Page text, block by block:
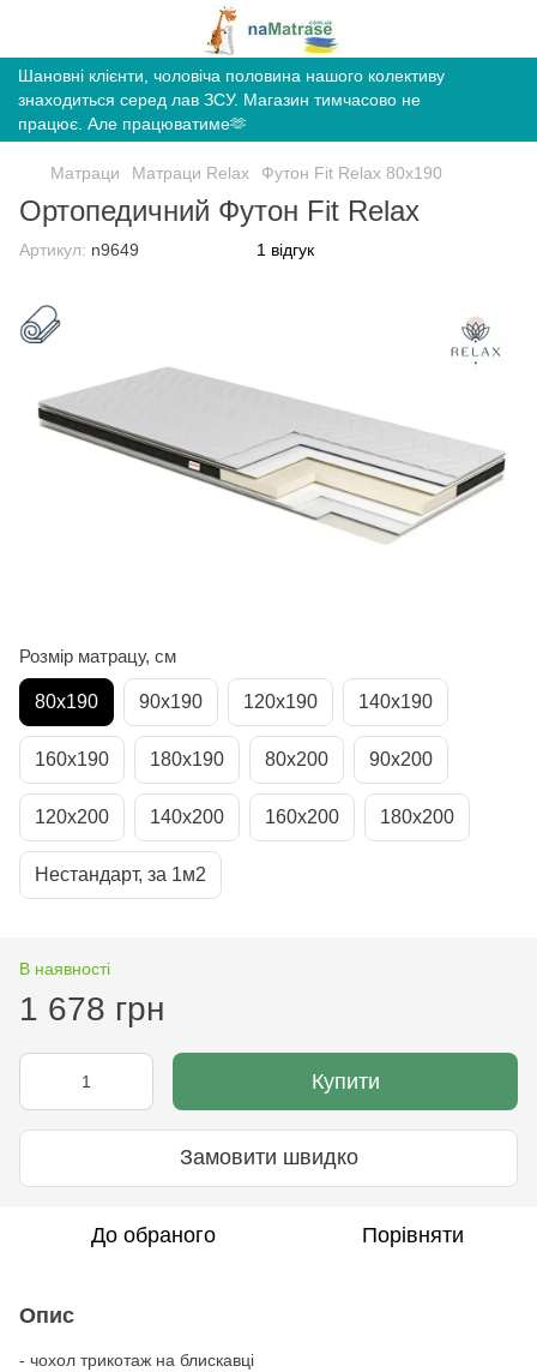
Шановні клієнти, чоловіча половина нашого колективу
знаходиться серед лав ЗСУ. Магазин тимчасово не
працює. Але працюватиме🫶
Матраци Матраци Relax Футон Fit Relax 80х190
Ортопедичний Футон Fit Relax
Артикул: n9649 1 відгук
Розмір матрацу, см
80х190 90х190 120х190 140х190
160х190 180х190 80х200 90х200
120х200 140х200 160х200 180х200
Нестандарт, за 1м2
В наявності
1 678 грн
Купити
Замовити швидко
До обраного Порівняти
Опис
- чохол трикотаж на блискавці